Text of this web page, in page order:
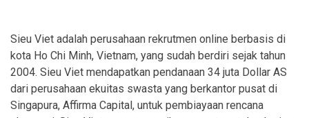
Sieu Viet adalah perusahaan rekrutmen online berbasis di
kota Ho Chi Minh, Vietnam, yang sudah berdiri sejak tahun
2004. Sieu Viet mendapatkan pendanaan 34 juta Dollar AS
dari perusahaan ekuitas swasta yang berkantor pusat di
Singapura, Affirma Capital, untuk pembiayaan rencana